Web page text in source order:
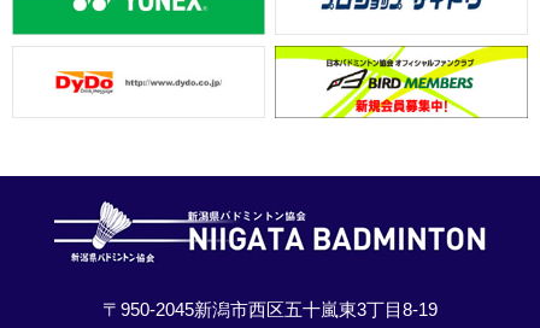
〒950-2045新潟市西区五十嵐東3丁目8-19